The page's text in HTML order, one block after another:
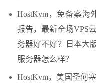
HostKvm，免备案海
报告，最新全场VPS
务器好不好？日本大
服务器怎么样？
HostKvm，美国圣何